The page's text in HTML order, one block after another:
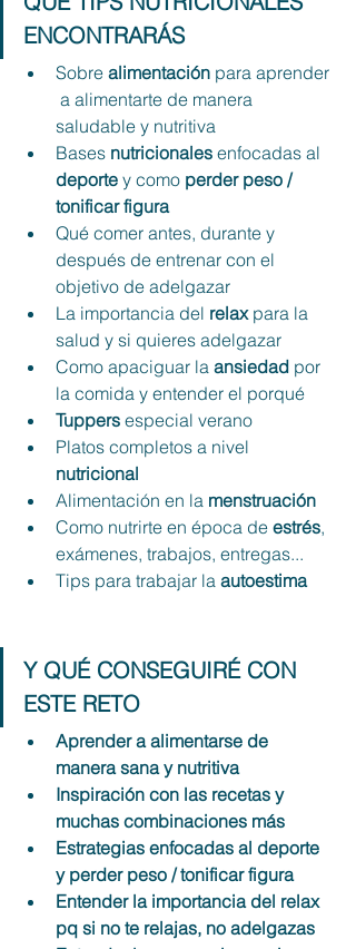
ENCONTRARÁS
Sobre alimentación para aprender
a alimentarte de manera
saludable y nutritiva
Bases nutricionales enfocadas al
deporte y como perder peso /
tonificar figura
Qué comer antes, durante y
después de entrenar con el
objetivo de adelgazar
La importancia del relax para la
salud y si quieres adelgazar
Como apaciguar la ansiedad por
la comida y entender el porqué
Tuppers especial verano
Platos completos a nivel
nutricional
Alimentación en la menstruación
Como nutrirte en época de estrés,
exámenes, trabajos, entregas...
Tips para trabajar la autoestima
Y QUÉ CONSEGUIRÉ CON
ESTE RETO
Aprender a alimentarse de
manera sana y nutritiva
Inspiración con las recetas y
muchas combinaciones más
Estrategias enfocadas al deporte
y perder peso / tonificar figura
Entender la importancia del relax
pq si no te relajas, no adelgazas